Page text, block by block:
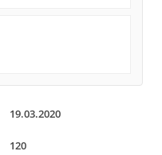
19.03.2020
120